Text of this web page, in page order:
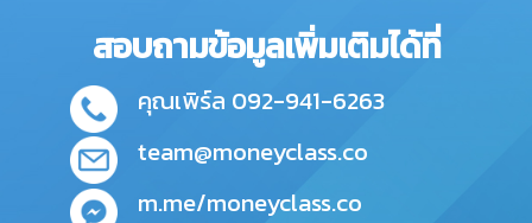
สอบถามข้อมูลเพิ่มเติมได้ที่
คุณเพิร์ล 092-941-6263
team@moneyclass.co
m.me/moneyclass.co